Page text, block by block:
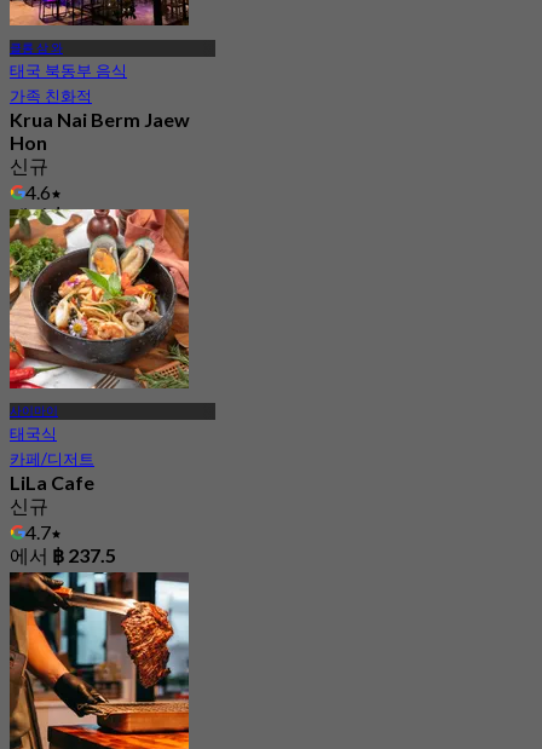
클롱 삼 와
태국 북동부 음식
가족 친화적
Krua Nai Berm Jaew
Hon
신규
4.6
에서฿ 499
사이마이
태국식
카페/디저트
LiLa Cafe
신규
4.7
에서 ฿ 237.5